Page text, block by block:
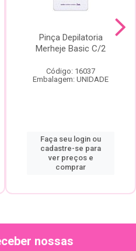
Pinça Depilatoria
Merheje Basic C/2
Código: 16037
Embalagem: UNIDADE
Faça seu login ou
cadastre-se para
ver preços e
comprar
nossas